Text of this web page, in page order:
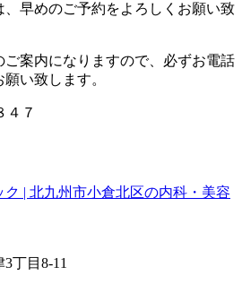
、早めのご予約をよろしくお願い致
案内になりますので、必ずお電話
い致します。
４７
丁目8-11